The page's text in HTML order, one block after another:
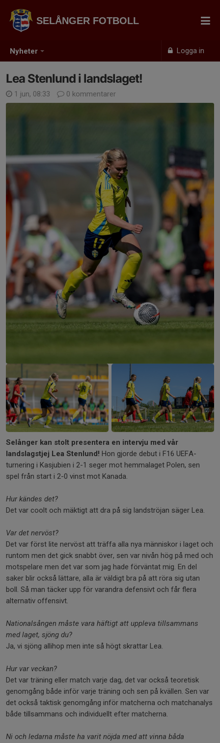
Nyheter Logga in
SELÅNGER FOTBOLL
Lea Stenlund i landslaget!
1 jun, 08:33 0 kommentarer
Selånger kan stolt presentera en intervju med vår
landslagstjej Lea Stenlund! Hon gjorde debut i F16 UEFA-
turnering i Kasjubien i 2-1 seger mot hemmalaget Polen, sen
spel från start i 2-0 vinst mot Kanada.
Hur kändes det?
Det var coolt och mäktigt att dra på sig landströjan säger Lea.
Var det nervöst?
Det var först lite nervöst att träffa alla nya människor i laget och
runtom men det gick snabbt över, sen var nivån hög på med och
motspelare men det var som jag hade förväntat mig. En del
saker blir också lättare, alla är väldigt bra på att röra sig utan
boll. Så man täcker upp för varandra defensivt och får flera
alternativ offensivt.
Nationalsången måste vara häftigt att uppleva tillsammans
med laget, sjöng du?
Ja, vi sjöng allihop men inte så högt skrattar Lea.
Hur var veckan?
Det var träning eller match varje dag, det var också teoretisk
genomgång både inför varje träning och sen på kvällen. Sen var
det också taktisk genomgång inför matcherna och matchanalys
både tillsammans och individuellt efter matcherna.
Ni och ledarna måste ha varit nöjda med att vinna båda